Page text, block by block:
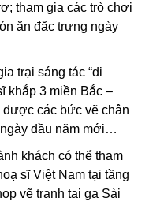
tham gia các trò chơi
ăn đặc trưng ngày
trại sáng tác “di
khắp 3 miền Bắc –
được các bức vẽ chân
đầu năm mới…
khách có thể tham
sĩ Việt Nam tại tầng
vẽ tranh tại ga Sài